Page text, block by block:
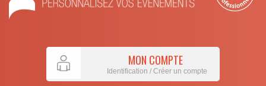
MON COMPTE
Identification / Créer un compte